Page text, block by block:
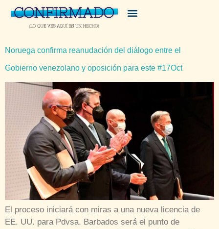
Noruega confirma reanudación del diálogo entre el
Gobierno venezolano y oposición para este #17Oct
El proceso iniciará con miras a una nueva licencia de
EE. UU. para Pdvsa. Barbados será el punto de